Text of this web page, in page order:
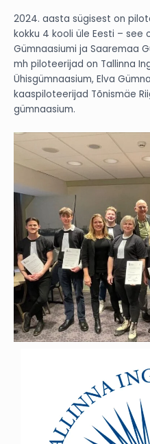
2024. aasta sügisest on
kokku 4 kooli üle Eesti – see
Gümnaasiumi ja Saaremaa
mh piloteerijad on Tallinna
Ühisgümnaasium, Elva
kaaspiloteerijad Tõnismäe
gümnaasium.